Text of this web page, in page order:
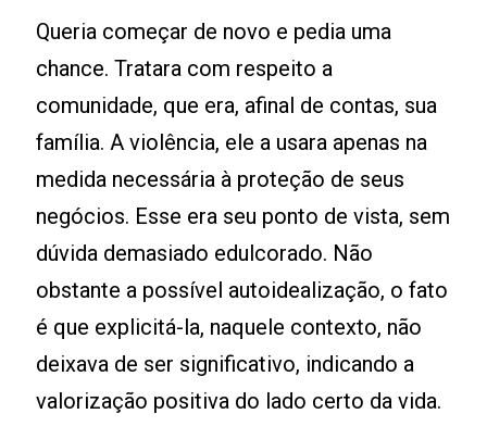
Queria começar de novo e pedia uma
chance. Tratara com respeito a
comunidade, que era, afinal de contas, sua
família. A violência, ele a usara apenas na
medida necessária à proteção de seus
negócios. Esse era seu ponto de vista, sem
dúvida demasiado edulcorado. Não
obstante a possível autoidealização, o fato
é que explicitá-la, naquele contexto, não
deixava de ser significativo, indicando a
valorização positiva do lado certo da vida.